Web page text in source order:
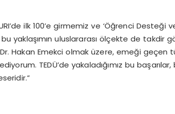
ilk 100’e girmemiz ve ‘Öğrenci Desteği
bu yaklaşımın uluslararası ölçekte de
Hakan Emekci olmak üzere, emeği
TEDÜ’de yakaladığımız bu